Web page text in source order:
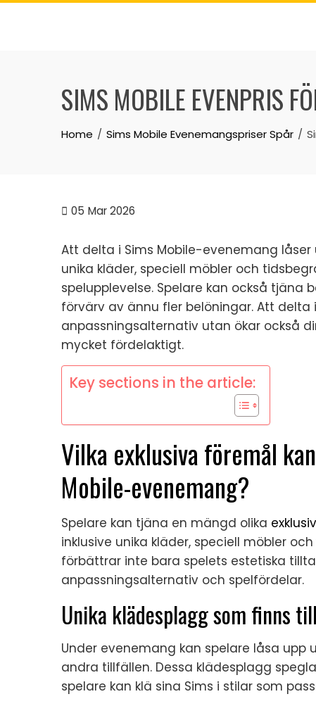
Skip
SIMS MOBILE EVENPRIS
Home Sims Mobile Evenemangspriser Spår
05 Mar 2026
Att delta i Sims Mobile-evenemang
unika kläder, speciell möbler och
spelupplevelse. Spelare kan också tjäna
förvärv av ännu fler belöningar. Att
anpassningsalternativ utan ökar också
mycket fördelaktigt.
Key sections in the article:
Vilka exklusiva föremål
Mobile-evenemang?
Spelare kan tjäna en mängd olika
inklusive unika kläder, speciell möbler
förbättrar inte bara spelets estetiska
anpassningsalternativ och spelfördelar.
Unika klädesplagg som finns
Under evenemang kan spelare låsa
andra tillfällen. Dessa klädesplagg
spelare kan klä sina Sims i stilar som